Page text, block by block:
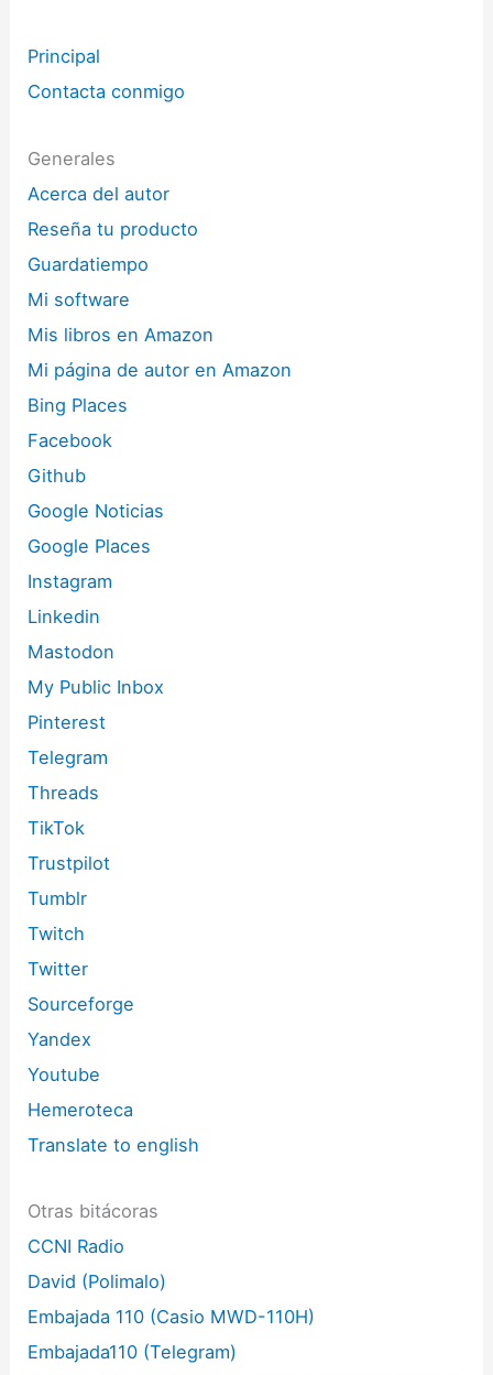
Principal
Contacta conmigo
Generales
Acerca del autor
Reseña tu producto
Guardatiempo
Mi software
Mis libros en Amazon
Mi página de autor en Amazon
Bing Places
Facebook
Github
Google Noticias
Google Places
Instagram
Linkedin
Mastodon
My Public Inbox
Pinterest
Telegram
Threads
TikTok
Trustpilot
Tumblr
Twitch
Twitter
Sourceforge
Yandex
Youtube
Hemeroteca
Translate to english
Otras bitácoras
CCNI Radio
David (Polimalo)
Embajada 110 (Casio MWD-110H)
Embajada110 (Telegram)